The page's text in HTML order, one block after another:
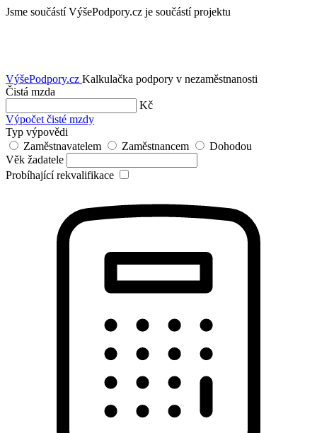
Jsme součástí VýšePodpory.cz je součástí projektu
VýšePodpory.cz Kalkulačka podpory v nezaměstnanosti
Čistá mzda
Kč
Výpočet čisté mzdy
Typ výpovědi
Zaměstnavatelem
Zaměstnancem
Dohodou
Věk žadatele
Probíhající rekvalifikace